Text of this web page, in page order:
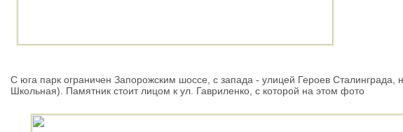
С юга парк ограничен Запорожским шоссе, с запада - улицей Героев Сталинграда,
Школьная). Памятник стоит лицом к ул. Гавриленко, с которой на этом фото